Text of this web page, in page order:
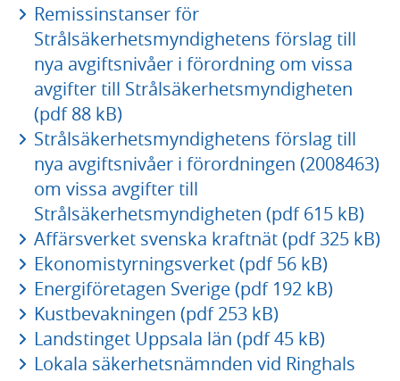
Remissinstanser för
Strålsäkerhetsmyndighetens förslag till
nya avgiftsnivåer i förordning om vissa
avgifter till Strålsäkerhetsmyndigheten
(pdf 88 kB)
Strålsäkerhetsmyndighetens förslag till
nya avgiftsnivåer i förordningen (2008463)
om vissa avgifter till
Strålsäkerhetsmyndigheten (pdf 615 kB)
Affärsverket svenska kraftnät (pdf 325 kB)
Ekonomistyrningsverket (pdf 56 kB)
Energiföretagen Sverige (pdf 192 kB)
Kustbevakningen (pdf 253 kB)
Landstinget Uppsala län (pdf 45 kB)
Lokala säkerhetsnämnden vid Ringhals